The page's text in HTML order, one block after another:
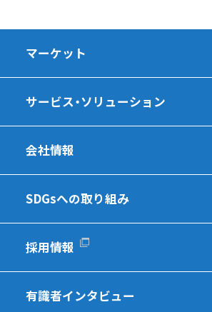
マーケット
サービス・ソリューション
会社情報
SDGsへの取り組み
採用情報
有識者インタビュー